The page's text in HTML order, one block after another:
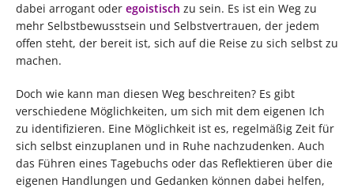
dabei arrogant oder egoistisch zu sein. Es ist ein Weg zu
mehr Selbstbewusstsein und Selbstvertrauen, der jedem
offen steht, der bereit ist, sich auf die Reise zu sich selbst zu
machen.
Doch wie kann man diesen Weg beschreiten? Es gibt
verschiedene Möglichkeiten, um sich mit dem eigenen Ich
zu identifizieren. Eine Möglichkeit ist es, regelmäßig Zeit für
sich selbst einzuplanen und in Ruhe nachzudenken. Auch
das Führen eines Tagebuchs oder das Reflektieren über die
eigenen Handlungen und Gedanken können dabei helfen,